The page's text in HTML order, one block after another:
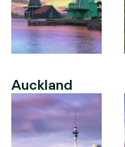
Auckland